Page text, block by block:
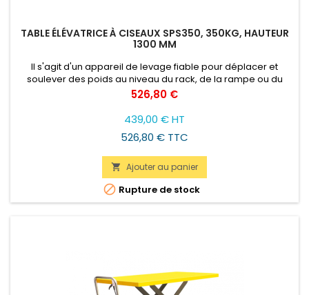
TABLE ÉLÉVATRICE À CISEAUX SPS350, 350KG, HAUTEUR
1300 MM
Il s'agit d'un appareil de levage fiable pour déplacer et
soulever des poids au niveau du rack, de la rampe ou du
bord du véhicule. Nous proposons une large gamme de ce
produit.
Prix
526,80 €
439,00 € HT
526,80 € TTC
 Ajouter au panier
 Rupture de stock